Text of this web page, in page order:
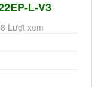
L-V3
Lượt xem